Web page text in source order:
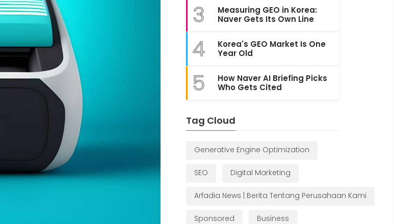
3
Measuring GEO in Korea:
Naver Gets Its Own Line
4
Korea's GEO Market Is One
Year Old
5
How Naver AI Briefing Picks
Who Gets Cited
Tag Cloud
Generative Engine Optimization
SEO Digital Marketing
Arfadia News | Berita Tentang Perusahaan Kami
Sponsored Business